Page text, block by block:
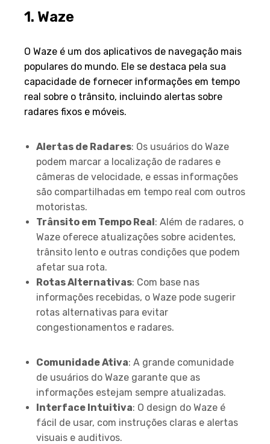
1. Waze
O Waze é um dos aplicativos de navegação mais
populares do mundo. Ele se destaca pela sua
capacidade de fornecer informações em tempo
real sobre o trânsito, incluindo alertas sobre
radares fixos e móveis.
Alertas de Radares: Os usuários do Waze
podem marcar a localização de radares e
câmeras de velocidade, e essas informações
são compartilhadas em tempo real com outros
motoristas.
Trânsito em Tempo Real: Além de radares, o
Waze oferece atualizações sobre acidentes,
trânsito lento e outras condições que podem
afetar sua rota.
Rotas Alternativas: Com base nas
informações recebidas, o Waze pode sugerir
rotas alternativas para evitar
congestionamentos e radares.
Comunidade Ativa: A grande comunidade
de usuários do Waze garante que as
informações estejam sempre atualizadas.
Interface Intuitiva: O design do Waze é
fácil de usar, com instruções claras e alertas
visuais e auditivos.